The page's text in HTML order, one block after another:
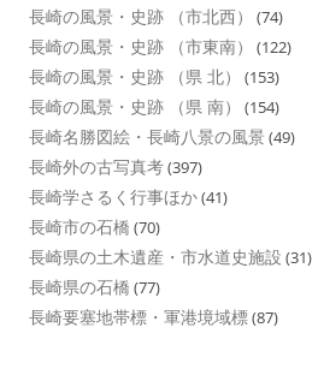
長崎の風景・史跡 （市北西） (74)
長崎の風景・史跡 （市東南） (122)
長崎の風景・史跡 （県 北） (153)
長崎の風景・史跡 （県 南） (154)
長崎名勝図絵・長崎八景の風景 (49)
長崎外の古写真考(397)
長崎学さるく行事ほか(41)
長崎市の石橋 (70)
長崎県の土木遺産・市水道史施設 (31)
長崎県の石橋 (77)
長崎要塞地帯標・軍港境域標(87)